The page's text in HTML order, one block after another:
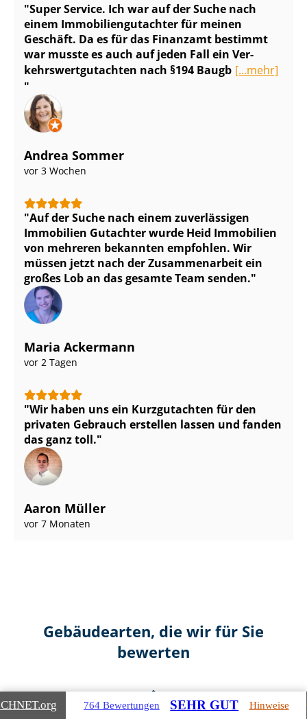
Super Service. Ich war auf der Suche nach
einem Im­mo­bi­li­en­gut­ach­ter für meinen
Geschäft. Da es für das Finanzamt bestimmt
war musste es auch auf jeden Fall ein Ver­
kehrs­wert­gut­ach­ten nach §194 Baugb [...mehr]
Andrea Sommer
vor 3 Wochen
Auf der Suche nach einem zuverlässigen
Immobilien Gutachter wurde Heid Immobilien
von mehreren bekannten empfohlen. Wir
müssen jetzt nach der Zusammenarbeit ein
großes Lob an das gesamte Team senden.
Maria Ackermann
vor 2 Tagen
Wir haben uns ein Kurzgutachten für den
privaten Gebrauch erstellen lassen und fanden
das ganz toll.
Aaron Müller
vor 7 Monaten
Gebäudearten, die wir für Sie
bewerten
.org 764 Bewertungen SEHR GUT Hinweise